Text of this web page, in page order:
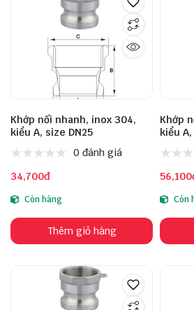
Khớp nối nhanh, inox 304,
kiểu A, size DN25
0 đánh giá
34,700đ
Còn hàng
Thêm giỏ hàng
Khớp
kiểu
Còn